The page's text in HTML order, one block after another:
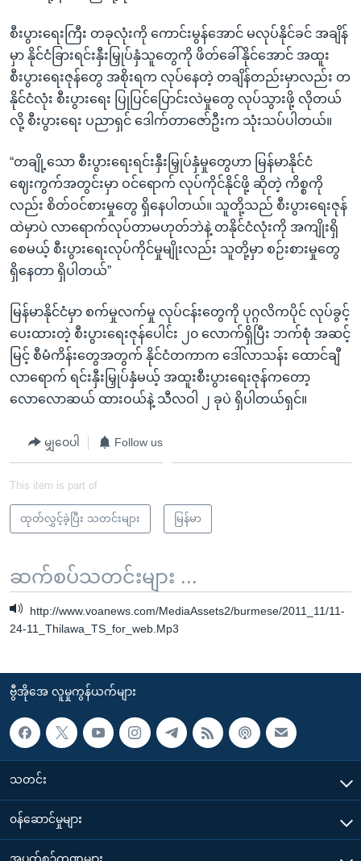
စီးပွားရေးကြီး တခုလုံးကို ကောင်းမွန်အောင် မလုပ်နိုင်ခင် အချိန်
မှာ နိုင်ငံခြားရင်းနှီးမြှုပ်နှံသူတွေကို ဖိတ်ခေါ်နိုင်အောင် အထူး
စီးပွားရေးဇုန်တွေ အစိုးရက လုပ်နေတဲ့ တချိန်တည်းမှာလည်း တ
နိုင်ငံလုံး စီးပွားရေး ပြုပြင်ပြောင်းလဲမှုတွေ လုပ်သွားဖို့ လိုတယ်
လို့ စီးပွားရေး ပညာရှင် ဒေါက်တာဇော်ဦးက သုံးသပ်ပါတယ်။
“တချို့သော စီးပွားရေးရင်းနှီးမြှုပ်နှံမှုတွေဟာ မြန်မာနိုင်ငံ
ဈေးကွက်အတွင်းမှာ ဝင်ရောက် လုပ်ကိုင်နိုင်ဖို့ ဆိုတဲ့ ကိစ္စကို
လည်း စိတ်ဝင်စားမှုတွေ ရှိနေပါတယ်။ သူတို့သည် စီးပွားရေးဇုန်
ထဲမှာပဲ လာရောက်လုပ်တာမဟုတ်ဘဲနဲ့ တနိုင်ငံလုံးကို အကျိုးရှိ
စေမယ့် စီးပွားရေးလုပ်ကိုင်မှုမျိုးလည်း သူတို့မှာ စဉ်းစားမှုတွေ
ရှိနေတာ ရှိပါတယ်”
မြန်မာနိုင်ငံမှာ စက်မှုလက်မှု လုပ်ငန်းတွေကို ပုဂ္ဂလိကပိုင် လုပ်ခွင့်
ပေးထားတဲ့ စီးပွားရေးဇုန်ပေါင်း ၂၀ လောက်ရှိပြီး ဘက်စုံ အဆင့်
မြင့် စီမံကိန်းတွေအတွက် နိုင်ငံတကာက ဒေါ်လာသန်း ထောင်ချီ
လာရောက် ရင်းနှီးမြှုပ်နှံမယ့် အထူးစီးပွားရေးဇုန်ကတော့
လောလောဆယ် ထားဝယ်နဲ့ သီလဝါ ၂ ခုပဲ ရှိပါတယ်ရှင်။
မျှဝေပါ Follow us
This item is part of
ထုတ်လွှင့်ခဲ့ပြီး သတင်းများ မြန်မာ
ဆက်စပ်သတင်းများ ...
http://www.voanews.com/MediaAssets2/burmese/2011_11/11-
24-11_Thilawa_TS_for_web.Mp3
ဗွီအိုအေ လူမှုကွန်ယက်များ
သတင်း
၀န်ဆောင်မှုများ